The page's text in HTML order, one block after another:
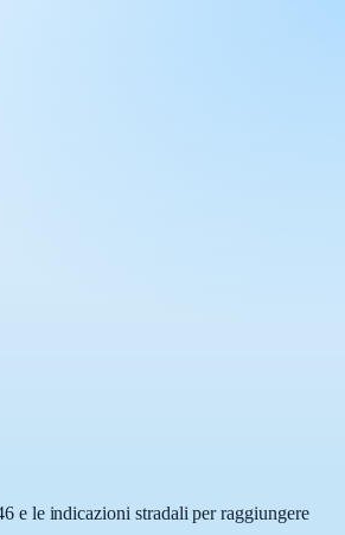
e le indicazioni stradali per raggiungere